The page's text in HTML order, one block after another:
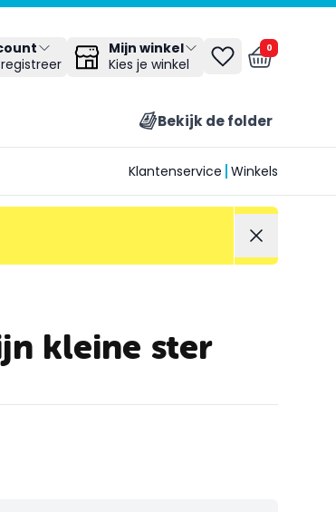
Mijn winkel
Kies je winkel
0
Bekijk de folder
Klantenservice Winkels
kleine ster